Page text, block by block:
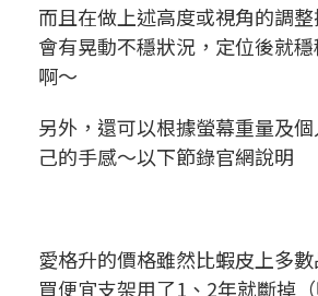
而且在做上述高度或視角的調
會有晃動不穩狀況，定位後就
啊～
另外，還可以根據螢幕重量及
己的手感～以下節錄官網說明
愛格升的價格雖然比蝦皮上多
買便宜支架用了1、2年就斷掉